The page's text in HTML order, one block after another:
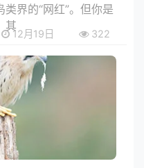
界的“网红”。但你是
其
12月19日 322